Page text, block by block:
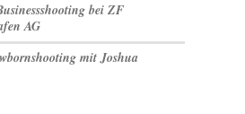
bei ZF
AG
mit Joshua